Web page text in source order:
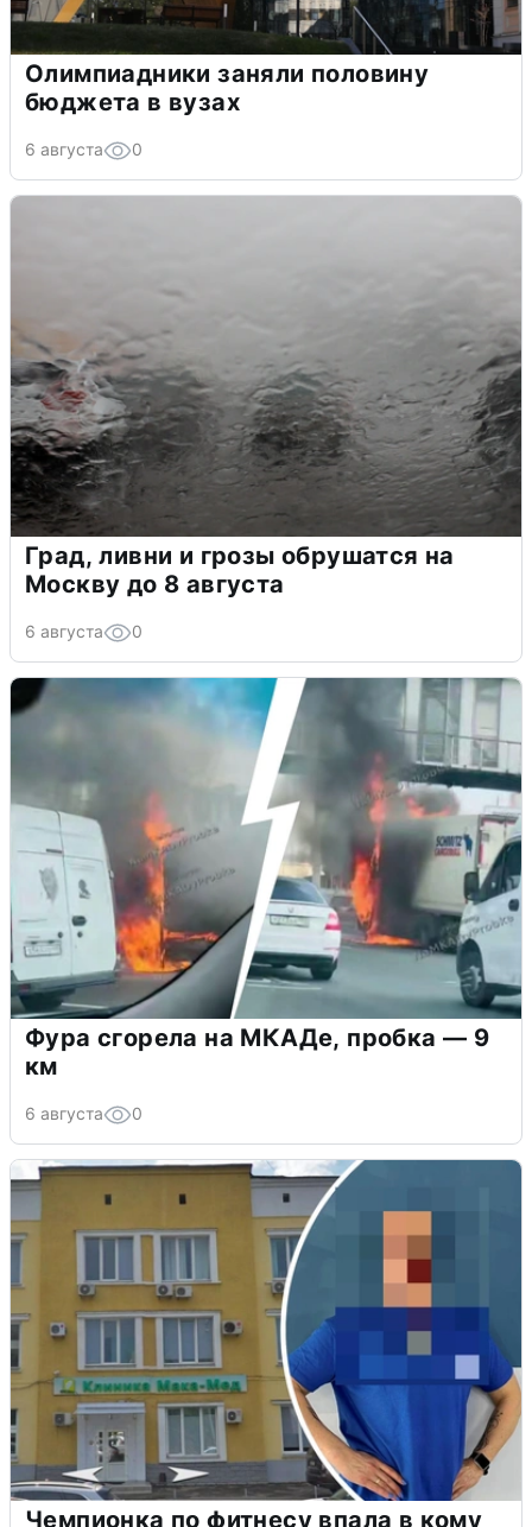
Олимпиадники заняли половину
бюджета в вузах
6 августа 0
Град, ливни и грозы обрушатся на
Москву до 8 августа
6 августа 0
Фура сгорела на МКАДе, пробка — 9
км
6 августа 0
Чемпионка по фитнесу впала в кому